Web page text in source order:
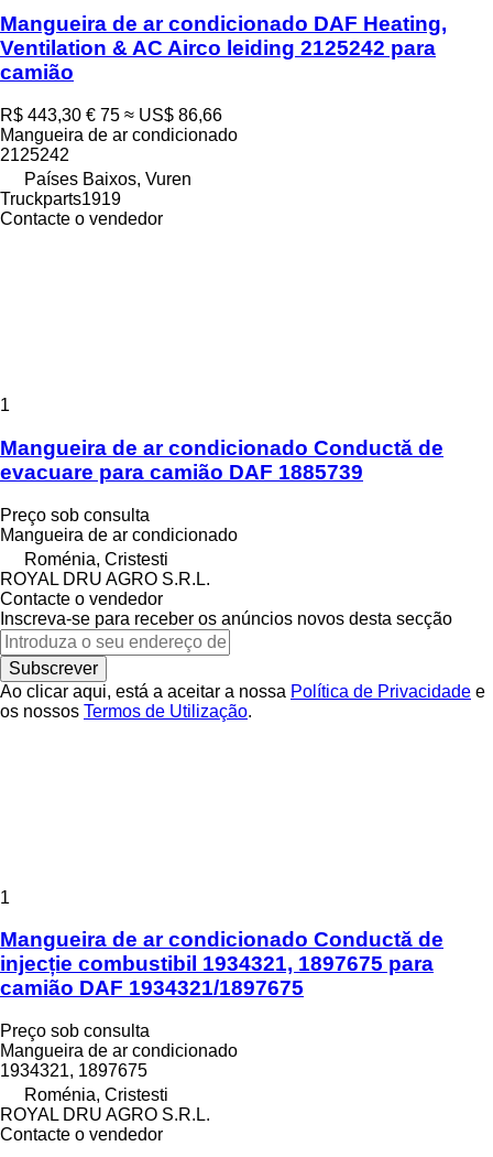
Mangueira de ar condicionado DAF Heating,
Ventilation & AC Airco leiding 2125242 para
camião
R$ 443,30 € 75 ≈ US$ 86,66
Mangueira de ar condicionado
2125242
Países Baixos, Vuren
Truckparts1919
Contacte o vendedor
1
Mangueira de ar condicionado Conductă de
evacuare para camião DAF 1885739
Preço sob consulta
Mangueira de ar condicionado
Roménia, Cristesti
ROYAL DRU AGRO S.R.L.
Contacte o vendedor
Inscreva-se para receber os anúncios novos desta secção
Subscrever
Ao clicar aqui, está a aceitar a nossa Política de Privacidade e
os nossos Termos de Utilização.
1
Mangueira de ar condicionado Conductă de
injecție combustibil 1934321, 1897675 para
camião DAF 1934321/1897675
Preço sob consulta
Mangueira de ar condicionado
1934321, 1897675
Roménia, Cristesti
ROYAL DRU AGRO S.R.L.
Contacte o vendedor